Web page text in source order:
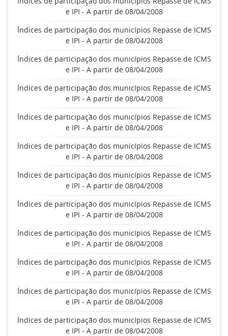
e IPI - A partir de 08/04/2008
Índices de participação dos municípios Repasse de ICMS
e IPI - A partir de 08/04/2008
Índices de participação dos municípios Repasse de ICMS
e IPI - A partir de 08/04/2008
Índices de participação dos municípios Repasse de ICMS
e IPI - A partir de 08/04/2008
Índices de participação dos municípios Repasse de ICMS
e IPI - A partir de 08/04/2008
Índices de participação dos municípios Repasse de ICMS
e IPI - A partir de 08/04/2008
Índices de participação dos municípios Repasse de ICMS
e IPI - A partir de 08/04/2008
Índices de participação dos municípios Repasse de ICMS
e IPI - A partir de 08/04/2008
Índices de participação dos municípios Repasse de ICMS
e IPI - A partir de 08/04/2008
Índices de participação dos municípios Repasse de ICMS
e IPI - A partir de 08/04/2008
Índices de participação dos municípios Repasse de ICMS
e IPI - A partir de 08/04/2008
Índices de participação dos municípios Repasse de ICMS
e IPI - A partir de 08/04/2008